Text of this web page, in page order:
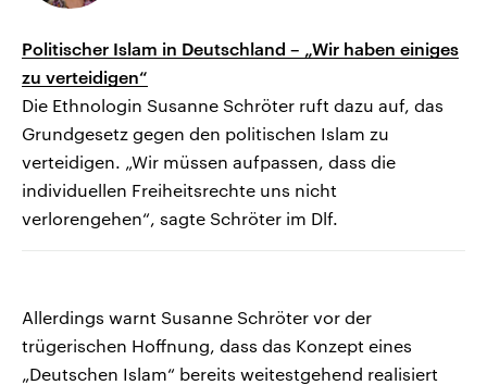
Politischer Islam in Deutschland – „Wir haben einiges
zu verteidigen“
Die Ethnologin Susanne Schröter ruft dazu auf, das
Grundgesetz gegen den politischen Islam zu
verteidigen. „Wir müssen aufpassen, dass die
individuellen Freiheitsrechte uns nicht
verlorengehen“, sagte Schröter im Dlf.
Allerdings warnt Susanne Schröter vor der
trügerischen Hoffnung, dass das Konzept eines
„Deutschen Islam“ bereits weitestgehend realisiert